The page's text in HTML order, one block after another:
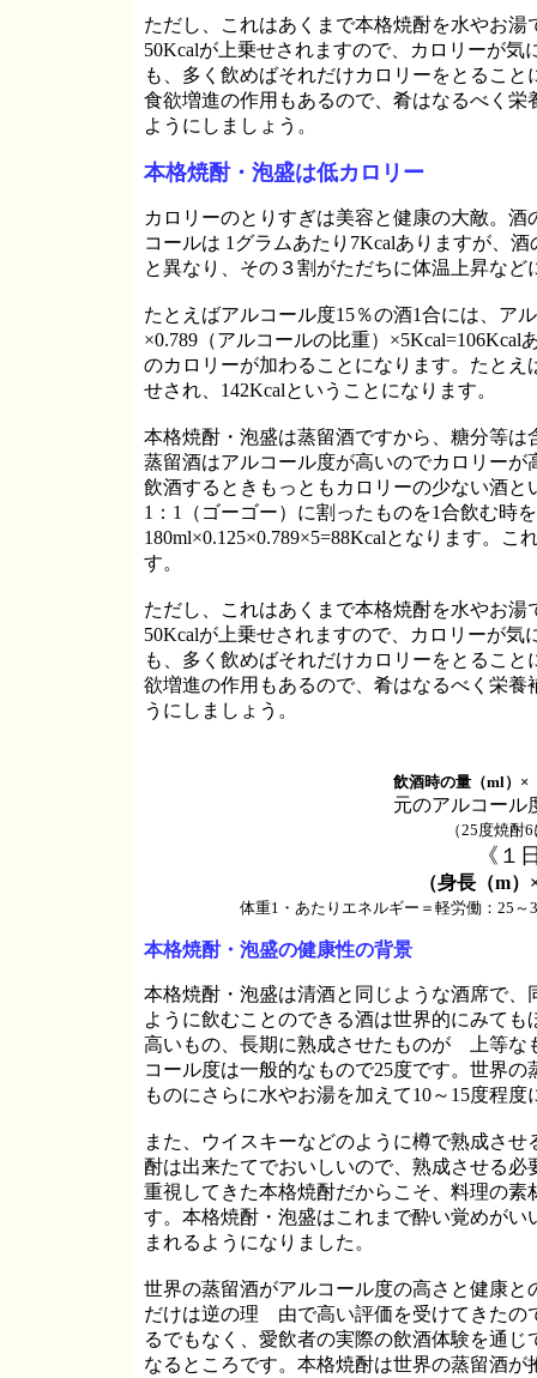
ただし、これはあくまで本格焼酎を水やお
50Kcalが上乗せされますので、カロリーが気
も、多く飲めばそれだけカロリーをとるこ
食欲増進の作用もあるので、肴はなるべく
ようにしましょう。
本格焼酎・泡盛は低カロリー
カロリーのとりすぎは美容と健康の大敵。
コールは 1グラムあたり7Kcalありますが、
と異なり、その３割がただちに体温上昇な
たとえばアルコール度15％の酒1合には、ア
×0.789（アルコールの比重）
のカロリーが加わることになります。たとえ
せされ、142Kcalということになります。
本格焼酎・泡盛は蒸留酒ですから、糖分等
蒸留酒はアルコール度が高いのでカロリー
飲酒するときもっともカロリーの少ない酒と
1：1（ゴーゴー）に割ったものを1合飲む時
180ml×0.125×0.789×5=88Kcalとなります。
す。
ただし、これはあくまで本格焼酎を水やお
50Kcalが上乗せされますので、カロリーが気
も、多く飲めばそれだけカロリーをとるこ
欲増進の作用もあるので、肴はなるべく栄
うにしましょう。
飲酒時の量（ml）×
元のアルコール
（25度焼酎6にお湯4を
《１
（身長（m）
体重1・あたりエネルギー＝軽労働：25
本格焼酎・泡盛の健康性の背景
本格焼酎・泡盛は清酒と同じような酒席で
ように飲むことのできる酒は世界的にみて
高いもの、長期に熟成させたものが 上等な
コール度は一般的なもので25度です。世界の
ものにさらに水やお湯を加えて10～15度程度
また、ウイスキーなどのように樽で熟成さ
酎は出来たてでおいしいので、熟成させる
重視してきた本格焼酎だからこそ、料理の
す。 本格焼酎・泡盛はこれまで酔い覚めが
まれるようになりました。
世界の蒸留酒がアルコール度の高さと健康
だけは逆の理 由で高い評価を受けてきたの
るでもなく、愛飲者の実際の飲酒体験を通
なるところです。本格焼酎は世界の蒸留酒